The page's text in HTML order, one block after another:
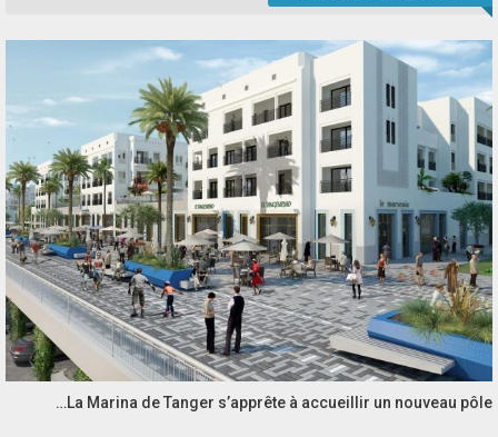
La Marina de Tanger s’apprête à accueillir un nouveau pôle…